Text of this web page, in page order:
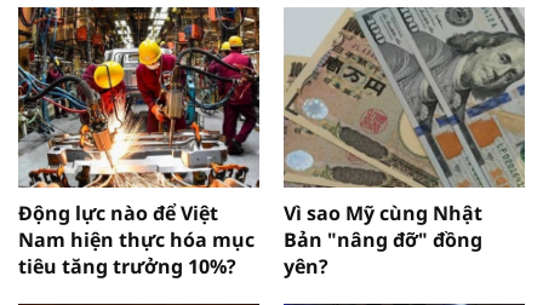
Động lực nào để Việt
Nam hiện thực hóa mục
tiêu tăng trưởng 10%?
Vì sao Mỹ cùng Nhật
Bản "nâng đỡ" đồng
yên?